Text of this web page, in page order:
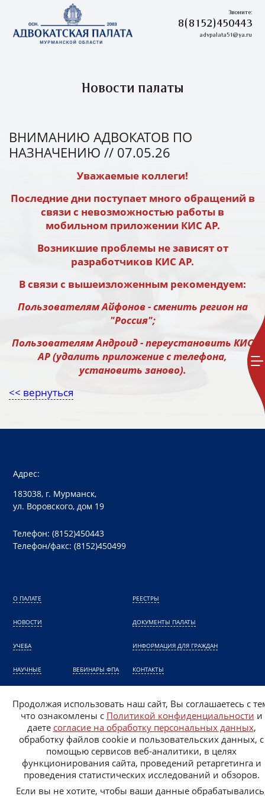
Звоните:
8(8152)450443
advpalata51@ya.ru
Новости палаты
ВНИМАНИЮ АДВОКАТОВ ПО
НАЗНАЧЕНИЮ // 07.05.26
Уважаемые коллеги!
Последние дни поступает много обращений в
связи с невозможностью работы в
мобильном приложении КИС АР.
Возникшие проблемы не зависят от
разработчиков КИС АР.
В связи с вышеизложенным рекомендуем:
Пользователям Айфонов - сменить регион на
"Россия";
Пользователям Андроид - переустановить КИС
АР (удалить приложение с телефона,
установить заново).
<< вернуться
Адрес:
183038, г. Мурманск,
ул. Воровского, дом 19
Телефон: (8152)450443
Телефон/факс: (8152)450499
О ПАЛАТЕ
НОВОСТИ
УЧЕБА
НАУЧНЫЕ ВЕБИНАРЫ ФПА
РЕЕСТРЫ
ДОКУМЕНТЫ ПАЛАТЫ
ИНФОРМАЦИЯ ДЛЯ ГРАЖДАН
КОНТАКТЫ
Политика конфиденциальности
Согласие на обработку персональных данных
Продолжая использовать наш сайт, Вы соглашаетесь с
что ознакомлены с Политикой конфиденциальности и
даете согласие на обработку персональных данных,
обработку файлов cookie и пользовательских данных, с
помощью сервисов веб-аналитики, в целях
функционирования сайта, проведений ретаргетинга и
проведения статистических исследований и обзоров.
Если вы не хотите, чтобы ваши данные